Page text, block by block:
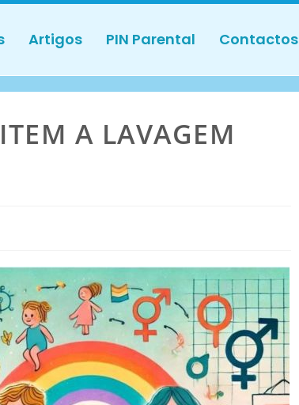
Artigos PIN Parental Contactos
A LAVAGEM